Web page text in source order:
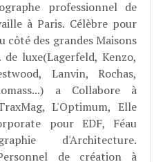
professionnel de
à Paris. Célèbre pour
côté des grandes Maisons
luxe(Lagerfeld, Kenzo,
Lanvin, Rochas,
a Collabore à
L'Optimum, Elle
pour EDF, Féau
d'Architecture.
de création à